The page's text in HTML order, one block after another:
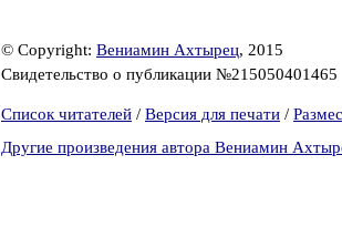
© Copyright: Вениамин Ахтырец, 2015
Свидетельство о публикации №215050401465
Список читателей / Версия для печати /
Другие произведения автора Вениамин